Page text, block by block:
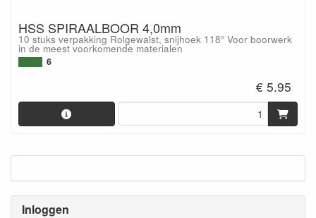
Inloggen
HSS SPIRAALBOOR 4,0mm
10 stuks verpakking Rolgewalst, snijhoek 118° Voor boorwerk
in de meest voorkomende materialen
6
€ 5.95